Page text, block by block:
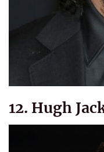
12. Hugh